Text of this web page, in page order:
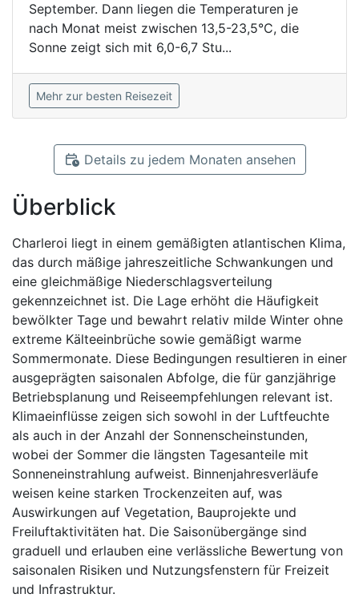
September. Dann liegen die Temperaturen je
nach Monat meist zwischen 13,5-23,5°C, die
Sonne zeigt sich mit 6,0-6,7 Stu...
Mehr zur besten Reisezeit
Details zu jedem Monaten ansehen
Überblick
Charleroi liegt in einem gemäßigten atlantischen Klima,
das durch mäßige jahreszeitliche Schwankungen und
eine gleichmäßige Niederschlagsverteilung
gekennzeichnet ist. Die Lage erhöht die Häufigkeit
bewölkter Tage und bewahrt relativ milde Winter ohne
extreme Kälteeinbrüche sowie gemäßigt warme
Sommermonate. Diese Bedingungen resultieren in einer
ausgeprägten saisonalen Abfolge, die für ganzjährige
Betriebsplanung und Reiseempfehlungen relevant ist.
Klimaeinflüsse zeigen sich sowohl in der Luftfeuchte
als auch in der Anzahl der Sonnenscheinstunden,
wobei der Sommer die längsten Tagesanteile mit
Sonneneinstrahlung aufweist. Binnenjahresverläufe
weisen keine starken Trockenzeiten auf, was
Auswirkungen auf Vegetation, Bauprojekte und
Freiluftaktivitäten hat. Die Saisonübergänge sind
graduell und erlauben eine verlässliche Bewertung von
saisonalen Risiken und Nutzungsfenstern für Freizeit
und Infrastruktur.